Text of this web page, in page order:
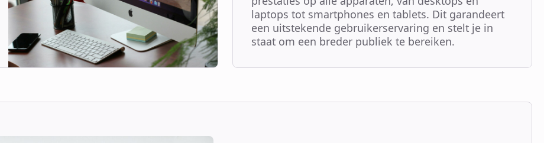
laptops tot smartphones en tablets. Dit garandeert
een uitstekende gebruikerservaring en stelt je in
staat om een breder publiek te bereiken.